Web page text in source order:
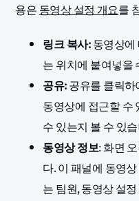
용은동영상 설정 개요를
링크 복사:동영상에
는 위치에 붙여넣을
공유:공유를 클릭
동영상에 접근할 수
수 있는지 볼 수 있
동영상 정보: 화면
다. 이 패널에 동영
는 팀원, 동영상 설